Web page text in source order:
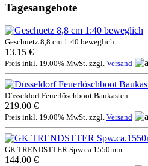
Tagesangebote
Geschuetz 8,8 cm 1:40 beweglich
13.15 €
Preis inkl. 19.00% MwSt. zzgl. Versand
Düsseldorf Feuerlöschboot Baukasten
219.00 €
Preis inkl. 19.00% MwSt. zzgl. Versand
GK TRENDSTTER Spw.ca.1550mm
144.00 €